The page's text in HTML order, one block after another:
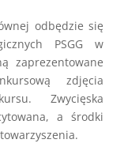
odbędzie się
PSGG w
zaprezentowane
zdjęcia
Zwycięska
a środki